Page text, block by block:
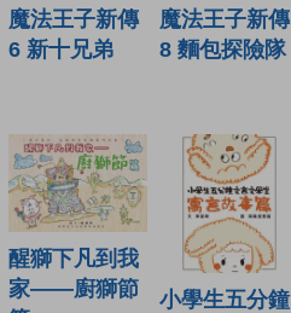
魔法王子新傳
6 新十兄弟
魔法王子新傳
8 麵包探險隊
醒獅下凡到我
家——廚獅節
小學生五分鐘